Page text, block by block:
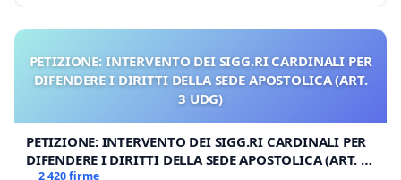
PETIZIONE: INTERVENTO DEI SIGG.RI CARDINALI PER
DIFENDERE I DIRITTI DELLA SEDE APOSTOLICA (ART.
3 UDG)
PETIZIONE: INTERVENTO DEI SIGG.RI CARDINALI PER
DIFENDERE I DIRITTI DELLA SEDE APOSTOLICA (ART. 3
2 420 firme